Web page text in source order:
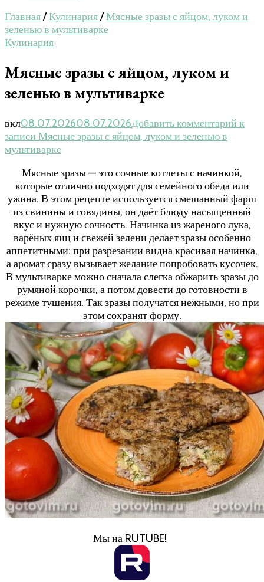
Главная/Кулинария/Мясные зразы с яйцом, луком и
зеленью в мультиварке
Кулинария
Мясные зразы с яйцом, луком и
зеленью в мультиварке
вкл08.07.202608.07.2026Добавить комментарий к
записи Мясные зразы с яйцом, луком и зеленью в
мультиварке
Мясные зразы — это сочные котлеты с начинкой,
которые отлично подходят для семейного обеда или
ужина. В этом рецепте используется смешанный фарш
из свинины и говядины, он даёт блюду насыщенный
вкус и нужную сочность. Начинка из жареного лука,
варёных яиц и свежей зелени делает зразы особенно
аппетитными: при разрезании видна красивая начинка,
а аромат сразу вызывает желание попробовать кусочек.
В мультиварке можно сначала слегка обжарить зразы до
румяной корочки, а потом довести до готовности в
режиме тушения. Так зразы получатся нежными, но при
этом сохранят форму.
Мы на RUTUBE!